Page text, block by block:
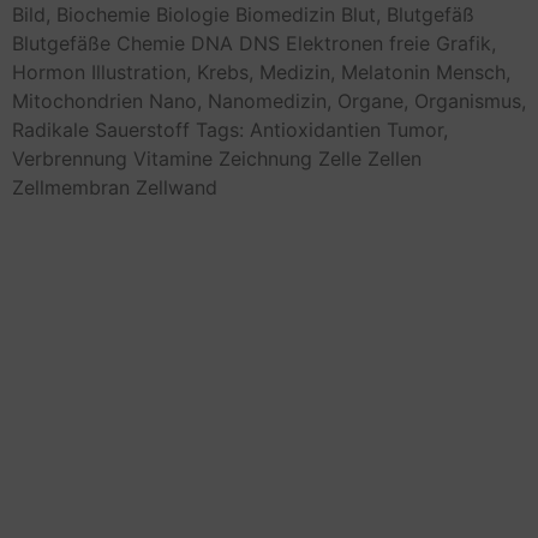
Bild, Biochemie Biologie Biomedizin Blut, Blutgefäß
Blutgefäße Chemie DNA DNS Elektronen freie Grafik,
Hormon Illustration, Krebs, Medizin, Melatonin Mensch,
Mitochondrien Nano, Nanomedizin, Organe, Organismus,
Radikale Sauerstoff Tags: Antioxidantien Tumor,
Verbrennung Vitamine Zeichnung Zelle Zellen
Zellmembran Zellwand